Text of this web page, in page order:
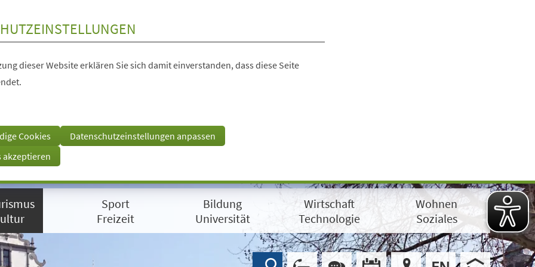
dieser Website erklären Sie sich damit einverstanden, dass diese Seite
Cookies
Datenschutzeinstellungen anpassen
akzeptieren
Sport
Freizeit
Bildung
Universität
Wirtschaft
Technologie
Wohnen
Soziales